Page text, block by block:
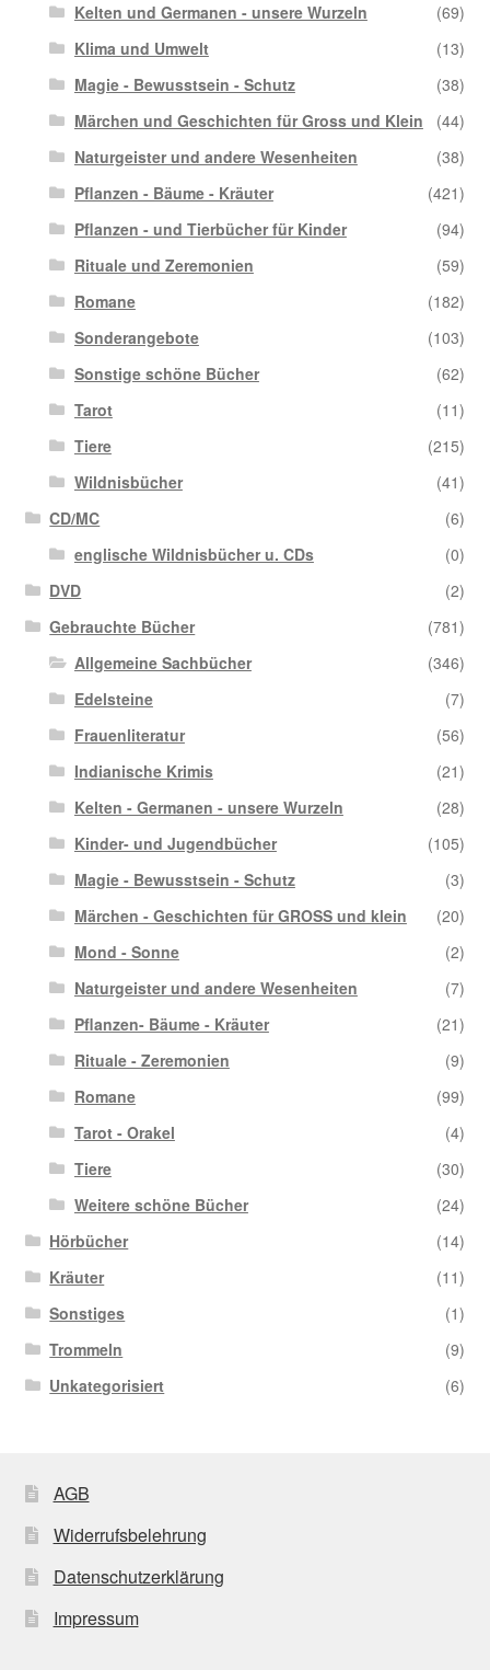
Kelten und Germanen - unsere Wurzeln
(69)
Klima und Umwelt
(13)
Magie - Bewusstsein - Schutz
(38)
Märchen und Geschichten für Gross und Klein
(44)
Naturgeister und andere Wesenheiten
(38)
Pflanzen - Bäume - Kräuter
(421)
Pflanzen - und Tierbücher für Kinder
(94)
Rituale und Zeremonien
(59)
Romane
(182)
Sonderangebote
(103)
Sonstige schöne Bücher
(62)
Tarot
(11)
Tiere
(215)
Wildnisbücher
(41)
CD/MC
(6)
englische Wildnisbücher u. CDs
(0)
DVD
(2)
Gebrauchte Bücher
(781)
Allgemeine Sachbücher
(346)
Edelsteine
(7)
Frauenliteratur
(56)
Indianische Krimis
(21)
Kelten - Germanen - unsere Wurzeln
(28)
Kinder- und Jugendbücher
(105)
Magie - Bewusstsein - Schutz
(3)
Märchen - Geschichten für GROSS und klein
(20)
Mond - Sonne
(2)
Naturgeister und andere Wesenheiten
(7)
Pflanzen- Bäume - Kräuter
(21)
Rituale - Zeremonien
(9)
Romane
(99)
Tarot - Orakel
(4)
Tiere
(30)
Weitere schöne Bücher
(24)
Hörbücher
(14)
Kräuter
(11)
Sonstiges
(1)
Trommeln
(9)
Unkategorisiert
(6)
AGB
Widerrufsbelehrung
Datenschutzerklärung
Impressum